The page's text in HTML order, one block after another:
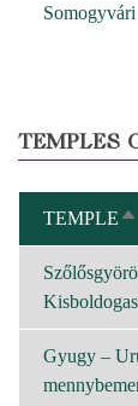
Somogyvári
TEMPLES
TEMPLE
Gyugy –